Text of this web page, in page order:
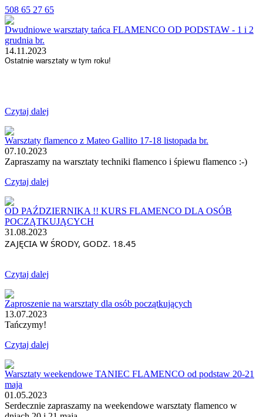
508 65 27 65
Dwudniowe warsztaty tańca FLAMENCO OD PODSTAW - 1 i 2
grudnia br.
14.11.2023
Ostatnie warsztaty w tym roku!
Czytaj dalej
Warsztaty flamenco z Mateo Gallito 17-18 listopada br.
07.10.2023
Zapraszamy na warsztaty techniki flamenco i śpiewu flamenco :-)
Czytaj dalej
OD PAŹDZIERNIKA !! KURS FLAMENCO DLA OSÓB
POCZĄTKUJĄCYCH
31.08.2023
ZAJĘCIA W ŚRODY, GODZ. 18.45
Czytaj dalej
Zaproszenie na warsztaty dla osób początkujących
13.07.2023
Tańczymy!
Czytaj dalej
Warsztaty weekendowe TANIEC FLAMENCO od podstaw 20-21
maja
01.05.2023
Serdecznie zapraszamy na weekendowe warsztaty flamenco w